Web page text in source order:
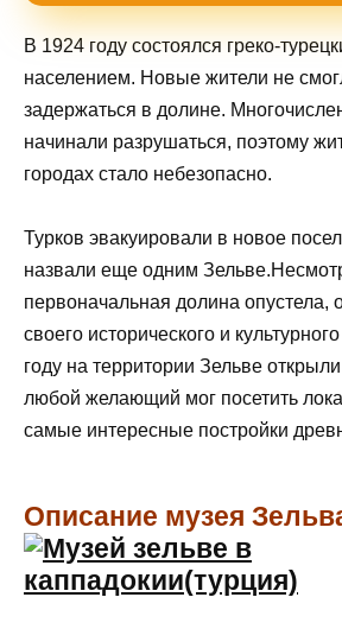
В 1924 году состоялся греко-
населением. Новые жители не
задержаться в долине.
начинали разрушаться, поэтому
городах стало небезопасно.
Турков эвакуировали в новое
назвали еще одним
первоначальная долина опустела,
своего исторического и
году на территории Зельве
любой желающий мог посетить
самые интересные постройки
Описание музея